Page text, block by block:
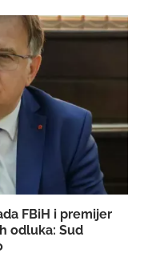
FBiH i premijer
odluka: Sud